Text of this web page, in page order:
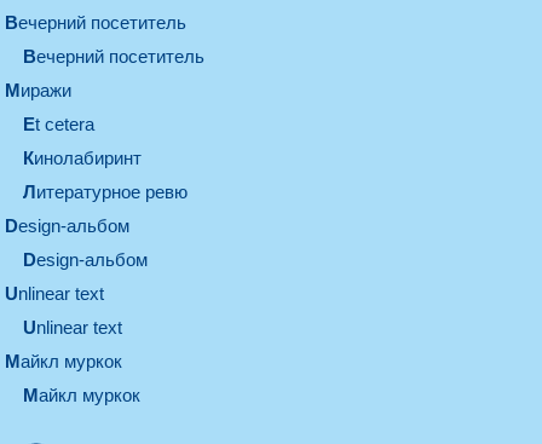
вечерний посетитель
вечерний посетитель
миражи
et cetera
кинолабиринт
литературное ревю
design-альбом
design-альбом
unlinear text
Unlinear text
майкл муркок
майкл муркок